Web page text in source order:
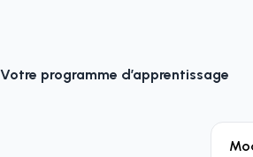
Votre programme d’apprentissage